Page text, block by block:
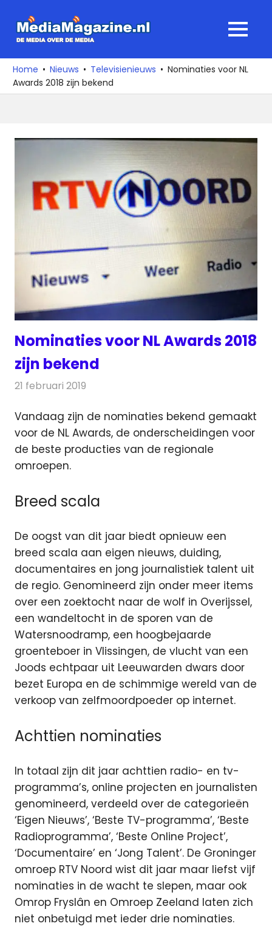
naar
media
over
de
MENU
Home Nieuws Televisienieuws
Nominaties voor NL
Awards 2018 zijn bekend
Nominaties voor NL Awards 2018
zijn bekend
21 februari 2019
Vandaag zijn de nominaties bekend gemaakt
voor de NL Awards, de onderscheidingen voor
de beste producties van de regionale
omroepen.
Breed scala
De oogst van dit jaar biedt opnieuw een
breed scala aan eigen nieuws, duiding,
documentaires en jong journalistiek talent uit
de regio. Genomineerd zijn onder meer items
over een zoektocht naar de wolf in Overijssel,
een wandeltocht in de sporen van de
Watersnoodramp, een hoogbejaarde
groenteboer in Vlissingen, de vlucht van een
Joods echtpaar uit Leeuwarden dwars door
bezet Europa en de schimmige wereld van de
verkoop van zelfmoordpoeder op internet.
Achttien nominaties
In totaal zijn dit jaar achttien radio- en tv-
programma’s, online projecten en journalisten
genomineerd, verdeeld over de categorieën
‘Eigen Nieuws’, ‘Beste TV-programma’, ‘Beste
Radioprogramma’, ‘Beste Online Project’,
‘Documentaire’ en ‘Jong Talent’. De Groninger
omroep RTV Noord wist dit jaar maar liefst vijf
nominaties in de wacht te slepen, maar ook
Omrop Fryslân en Omroep Zeeland laten zich
niet onbetuigd met ieder drie nominaties.